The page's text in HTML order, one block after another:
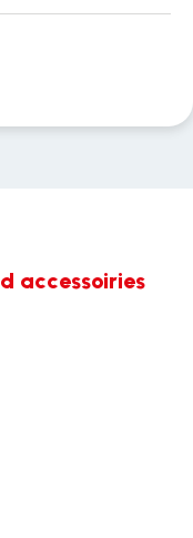
accessoiries